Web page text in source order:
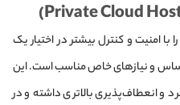
امنیت و کنترل بیشتر در اختیار یک
و نیازهای خاص مناسب است. این
و انعطاف‌پذیری بالاتری داشته و در